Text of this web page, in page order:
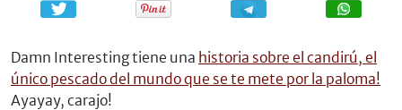
Compartir Compartir
Damn Interesting tiene una historia sobre el candirú, el
único pescado del mundo que se te mete por la paloma!
Ayayay, carajo!